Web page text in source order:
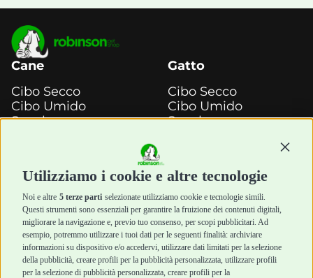
Utilizziamo i cookie e altre tecnologie
Noi e altre 5 terze parti selezionate utilizziamo cookie e tecnologie simili.
Questi strumenti sono essenziali per garantire la fruizione dei contenuti digitali,
migliorare la navigazione e, previo tuo consenso, per scopi pubblicitari. Ad
esempio, potremmo utilizzare i tuoi dati per le seguenti finalità: archiviare
informazioni su dispositivo e/o accedervi, utilizzare dati limitati per la selezione
della pubblicità, creare profili per la pubblicità personalizzata, utilizzare profili
per la selezione di pubblicità personalizzata, creare profili per la
Cane
Cibo Secco
Cibo Umido
Snack e
Igiene e Pulizia
Accessori
Cani Mini
Top Quality
Gatto
Cibo Secco
Cibo Umido
Snack e
Igiene e Pulizia
Accessori
Top Quality
Robinson Pet Shop
Acquisti sicuri